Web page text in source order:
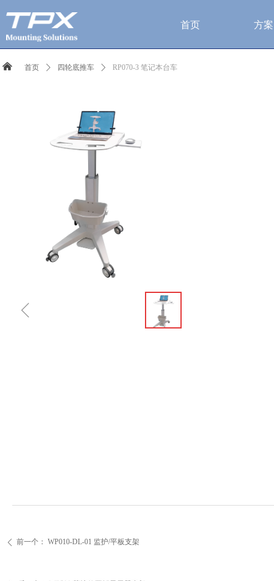
首页 方案
ꁆ
ꄴ 前一个： WP010-DL-01 监护/平板支架
낀 首页 ꄲ 四轮底推车 ꄲ RP070-3 笔记本台车